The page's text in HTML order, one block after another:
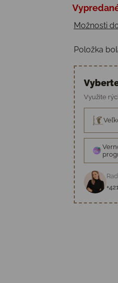
Jednotková
Možnosti
Položka
Využite